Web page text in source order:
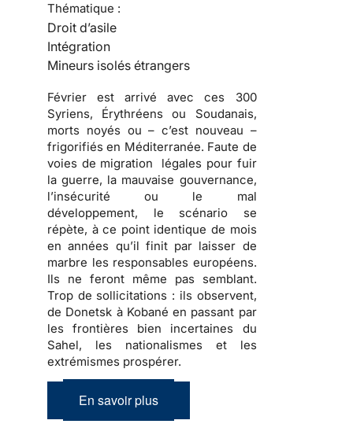
Thématique :
Droit d’asile
Intégration
Mineurs isolés étrangers
Février est arrivé avec ces 300
Syriens, Érythréens ou Soudanais,
morts noyés ou – c’est nouveau –
frigorifiés en Méditerranée. Faute de
voies de migration légales pour fuir
la guerre, la mauvaise gouvernance,
l’insécurité ou le mal
développement, le scénario se
répète, à ce point identique de mois
en années qu’il finit par laisser de
marbre les responsables européens.
Ils ne feront même pas semblant.
Trop de sollicitations : ils observent,
de Donetsk à Kobané en passant par
les frontières bien incertaines du
Sahel, les nationalismes et les
extrémismes prospérer.
En savoir plus